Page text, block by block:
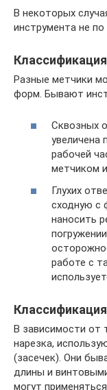
В некоторых
инструмента не
Разные метчики
форм. Бывают
Сквозных
увеличена
рабочей
метчиком
Глухих
сходную с
наносить
работе с
В зависимости от
нарезка,
(засечек). Они
длины и
могут